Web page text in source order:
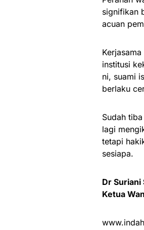
signifikan
acuan
institusi
ni, suami
berlaku
Sudah
lagi
tetapi
sesiapa.
Dr Suriani
Ketua